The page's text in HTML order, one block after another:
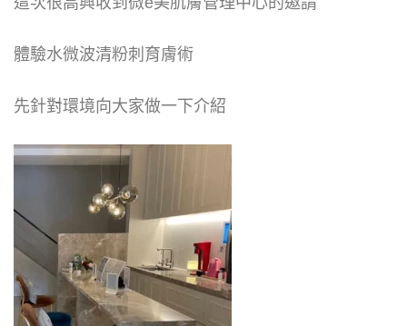
體驗水微波清粉刺育膚術
先針對環境向大家做一下介紹